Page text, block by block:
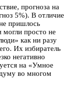
прогноза на
5%). В отличие
пришлось
могли просто не
как ни разу
Их избиратель
негативно
на «Умное
во многом